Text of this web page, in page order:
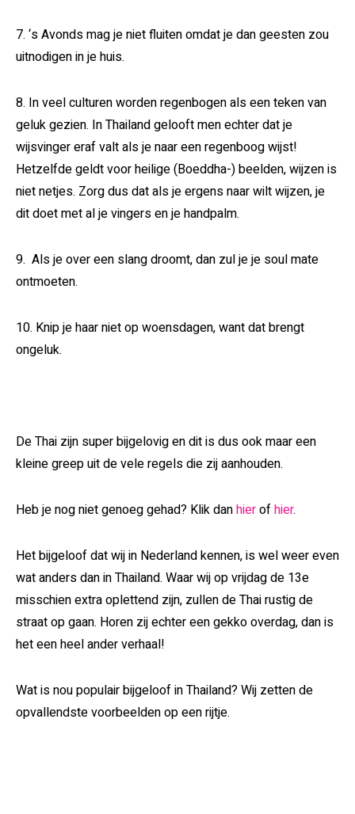
7. ‘s Avonds mag je niet fluiten omdat je dan geesten zou
uitnodigen in je huis.
8. In veel culturen worden regenbogen als een teken van
geluk gezien. In Thailand gelooft men echter dat je
wijsvinger eraf valt als je naar een regenboog wijst!
Hetzelfde geldt voor heilige (Boeddha-) beelden, wijzen is
niet netjes. Zorg dus dat als je ergens naar wilt wijzen, je
dit doet met al je vingers en je handpalm.
9. Als je over een slang droomt, dan zul je je soul mate
ontmoeten.
10. Knip je haar niet op woensdagen, want dat brengt
ongeluk.
De Thai zijn super bijgelovig en dit is dus ook maar een
kleine greep uit de vele regels die zij aanhouden.
Heb je nog niet genoeg gehad? Klik danhierofhier.
Het bijgeloof dat wij in Nederland kennen, is wel weer even
wat anders dan in Thailand. Waar wij op vrijdag de 13e
misschien extra oplettend zijn, zullen de Thai rustig de
straat op gaan. Horen zij echter een gekko overdag, dan is
het een heel ander verhaal!
Wat is nou populair bijgeloof in Thailand? Wij zetten de
opvallendste voorbeelden op een rijtje.